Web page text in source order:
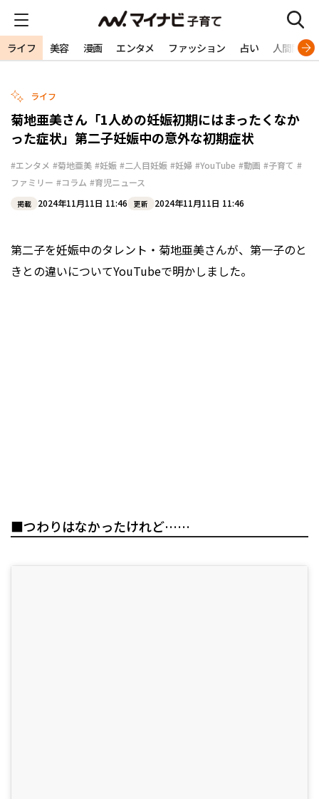
ライフ 美容 漫画 エンタメ ファッション 占い 人間関係
ライフ
菊地亜美さん「1人めの妊娠初期にはまったくなか
った症状」第二子妊娠中の意外な初期症状
#エンタメ #菊地亜美 #妊娠 #二人目妊娠 #妊婦 #YouTube #動画 #子育て #
ファミリー #コラム #育児ニュース
掲載 2024年11月11日 11:46 更新 2024年11月11日 11:46
第二子を妊娠中のタレント・菊地亜美さんが、第一子のと
きとの違いについてYouTubeで明かしました。
■つわりはなかったけれど……